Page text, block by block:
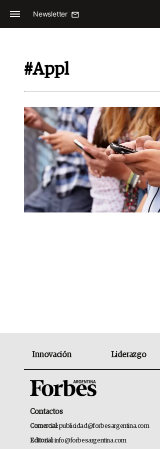
Newsletter
#Appl
Innovación Liderazgo
Contactos
Comercial:publicidad@forbesargentina.com
Editorial:info@forbesargentina.com